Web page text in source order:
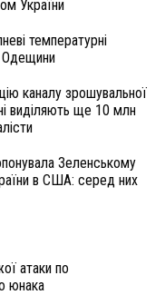
України
температурні
Одещини
каналу зрошувальної
виділяють ще 10 млн
Зеленському
в США: серед них
атаки по
юнака